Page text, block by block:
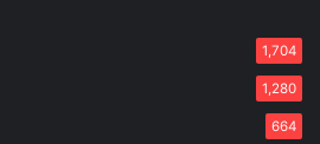
1,704
1,280
664